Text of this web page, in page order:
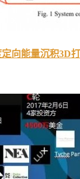
向能量沉积3D